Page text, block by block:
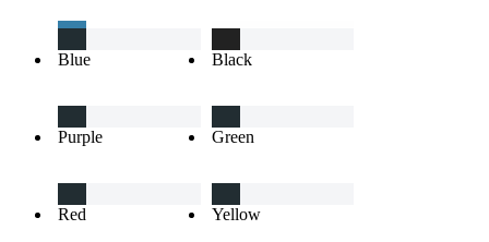
Blue Black
Purple Green
Red Yellow